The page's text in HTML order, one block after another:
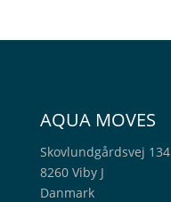
AQUA MOVES
Skovlundgårdsvej 134
8260 Viby J
Danmark